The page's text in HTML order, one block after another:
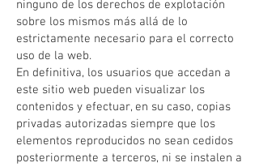
ninguno de los derechos de explotación
sobre los mismos más allá de lo
estrictamente necesario para el correcto
uso de la web.
En definitiva, los usuarios que accedan a
este sitio web pueden visualizar los
contenidos y efectuar, en su caso, copias
privadas autorizadas siempre que los
elementos reproducidos no sean cedidos
posteriormente a terceros, ni se instalen a